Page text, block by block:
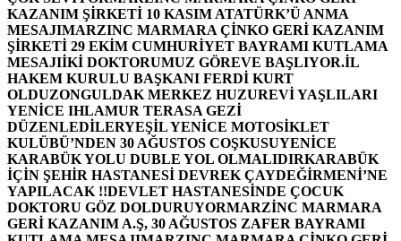
KAZANIM ŞİRKETİ 10 KASIM ATATÜRK’Ü ANMA
MESAJIMARZINC MARMARA ÇİNKO GERİ KAZANIM
ŞİRKETİ 29 EKİM CUMHURİYET BAYRAMI KUTLAMA
MESAJIİKİ DOKTORUMUZ GÖREVE BAŞLIYOR.İL
HAKEM KURULU BAŞKANI FERDİ KURT
OLDUZONGULDAK MERKEZ HUZUREVİ YAŞLILARI
YENİCE IHLAMUR TERASA GEZİ
DÜZENLEDİLERYEŞİL YENİCE MOTOSİKLET
KULÜBÜ’NDEN 30 AĞUSTOS COŞKUSUYENİCE
KARABÜK YOLU DUBLE YOL OLMALIDIRKARABÜK
İÇİN ŞEHİR HASTANESİ DEVREK ÇAYDEĞİRMENİ’NE
YAPILACAK !!DEVLET HASTANESİNDE ÇOCUK
DOKTORU GÖZ DOLDURUYORMARZİNC MARMARA
GERİ KAZANIM A.Ş, 30 AĞUSTOS ZAFER BAYRAMI